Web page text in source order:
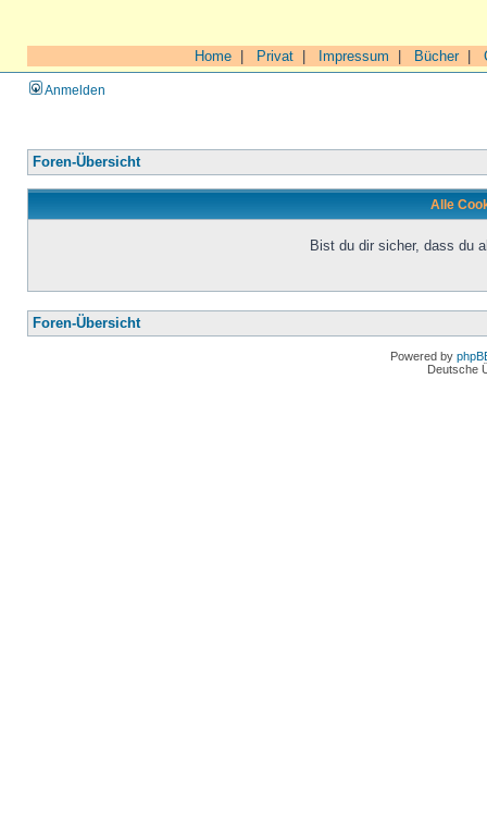
Home Privat Impressum Bücher|
Anmelden
Foren-Übersicht
Alle
Bist du dir sicher, dass du
Foren-Übersicht
Powered by
Deutsche